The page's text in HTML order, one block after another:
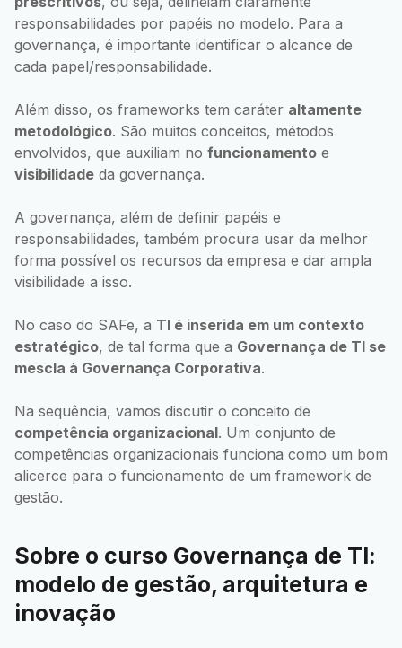
responsabilidades por papéis no modelo. Para a
governança, é importante identificar o alcance de
cada papel/responsabilidade.
Além disso, os frameworks tem caráter altamente
metodológico. São muitos conceitos, métodos
envolvidos, que auxiliam no funcionamento e
visibilidade da governança.
A governança, além de definir papéis e
responsabilidades, também procura usar da melhor
forma possível os recursos da empresa e dar ampla
visibilidade a isso.
No caso do SAFe, a TI é inserida em um contexto
estratégico, de tal forma que a Governança de TI se
mescla à Governança Corporativa.
Na sequência, vamos discutir o conceito de
competência organizacional. Um conjunto de
competências organizacionais funciona como um bom
alicerce para o funcionamento de um framework de
gestão.
Sobre o curso Governança de TI:
modelo de gestão, arquitetura e
inovação